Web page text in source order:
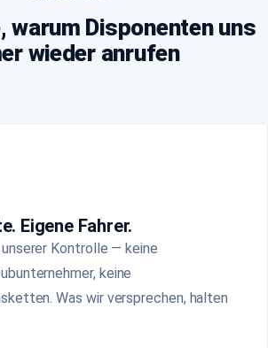
warum Disponenten uns
wieder anrufen
Eigene Fahrer.
Kontrolle — keine
keine
Was wir versprechen, halten